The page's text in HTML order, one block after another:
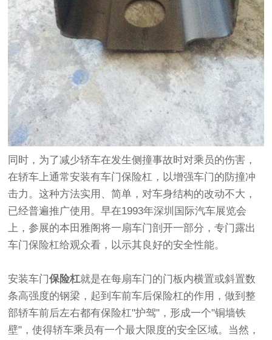
同时，为了减少轿车在发生侧撞事故时对乘员的伤害，
在轿车上通常安装有车门保险杠，以增强车门的防撞冲
击力。这种方法实用、简单，对车身结构的改动不大，
已经普遍推广使用。早在1993年深圳国际汽车展览会
上，参展的本田雅阁将一扇车门剖开一部分，专门露出
车门保险杠给观众看，以示其良好的安全性能。
安装车门保险杠就是在每扇车门的门板内横置或斜置数
条高强度的钢梁，起到车前车后保险杠的作用，做到整
部轿车前后左右都有保险杠"护驾"，形成一个"铜墙铁
壁"，使得轿车乘员有一个最大限度的安全区域。当然，